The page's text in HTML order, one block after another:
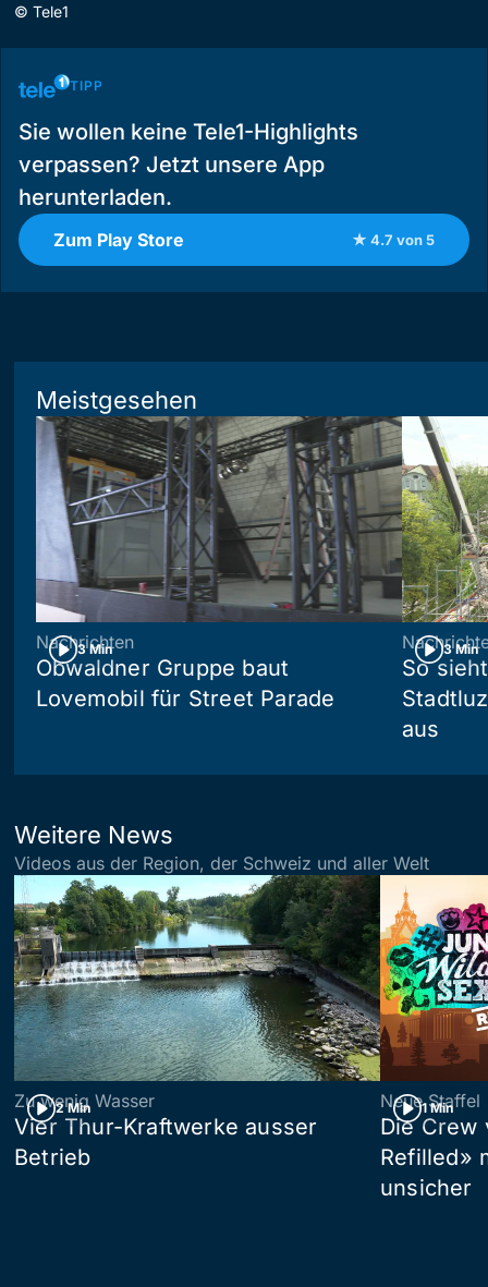
© Tele1
TIPP
Sie wollen keine Tele1-Highlights
verpassen? Jetzt unsere App
herunterladen.
Zum Play Store ★ 4.7 von 5
Meistgesehen
3 Min
Nachrichten
Obwaldner Gruppe baut
Lovemobil für Street Parade
3 Min
So
aus
Weitere News
Videos aus der Region, der Schweiz und aller Welt
2 Min
Zu wenig Wasser
Vier Thur-Kraftwerke ausser
Betrieb
1 Min
Neue Staffel
Die Crew
Refilled»
unsicher